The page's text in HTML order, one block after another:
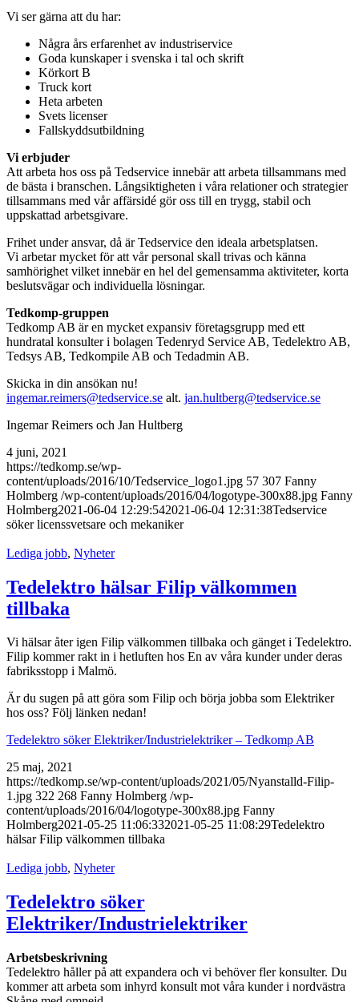
Vi ser gärna att du har:
Några års erfarenhet av industriservice
Goda kunskaper i svenska i tal och skrift
Körkort B
Truck kort
Heta arbeten
Svets licenser
Fallskyddsutbildning
Vi erbjuder
Att arbeta hos oss på Tedservice innebär att arbeta tillsammans med
de bästa i branschen. Långsiktigheten i våra relationer och strategier
tillsammans med vår affärsidé gör oss till en trygg, stabil och
uppskattad arbetsgivare.
Frihet under ansvar, då är Tedservice den ideala arbetsplatsen.
Vi arbetar mycket för att vår personal skall trivas och känna
samhörighet vilket innebär en hel del gemensamma aktiviteter, korta
beslutsvägar och individuella lösningar.
Tedkomp-gruppen
Tedkomp AB är en mycket expansiv företagsgrupp med ett
hundratal konsulter i bolagen Tedenryd Service AB, Tedelektro AB,
Tedsys AB, Tedkompile AB och Tedadmin AB.
Skicka in din ansökan nu!
ingemar.reimers@tedservice.se alt. jan.hultberg@tedservice.se
Ingemar Reimers och Jan Hultberg
4 juni, 2021
https://tedkomp.se/wp-
content/uploads/2016/10/Tedservice_logo1.jpg 57 307 Fanny
Holmberg /wp-content/uploads/2016/04/logotype-300x88.jpg Fanny
Holmberg2021-06-04 12:29:542021-06-04 12:31:38Tedservice
söker licenssvetsare och mekaniker
Lediga jobb, Nyheter
Tedelektro hälsar Filip välkommen
tillbaka
Vi hälsar åter igen Filip välkommen tillbaka och gänget i Tedelektro.
Filip kommer rakt in i hetluften hos En av våra kunder under deras
fabriksstopp i Malmö.
Är du sugen på att göra som Filip och börja jobba som Elektriker
hos oss? Följ länken nedan!
Tedelektro söker Elektriker/Industrielektriker – Tedkomp AB
25 maj, 2021
https://tedkomp.se/wp-content/uploads/2021/05/Nyanstalld-Filip-
1.jpg 322 268 Fanny Holmberg /wp-
content/uploads/2016/04/logotype-300x88.jpg Fanny
Holmberg2021-05-25 11:06:332021-05-25 11:08:29Tedelektro
hälsar Filip välkommen tillbaka
Lediga jobb, Nyheter
Tedelektro söker
Elektriker/Industrielektriker
Arbetsbeskrivning
Tedelektro håller på att expandera och vi behöver fler konsulter. Du
kommer att arbeta som inhyrd konsult mot våra kunder i nordvästra